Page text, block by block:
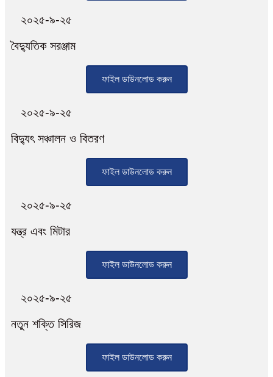
২০২৫-৯-২৫
বৈদ্যুতিক সরঞ্জাম
ফাইল ডাউনলোড করুন
২০২৫-৯-২৫
বিদ্যুৎ সঞ্চালন ও বিতরণ
ফাইল ডাউনলোড করুন
২০২৫-৯-২৫
যন্ত্র এবং মিটার
ফাইল ডাউনলোড করুন
২০২৫-৯-২৫
নতুন শক্তি সিরিজ
ফাইল ডাউনলোড করুন